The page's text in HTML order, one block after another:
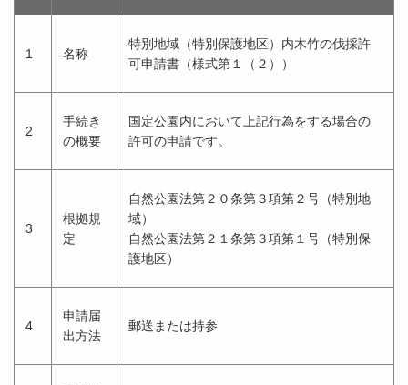
1 名称
特別地域（特別保護地区）内木竹の伐採許
可申請書（様式第１（２））
2
手続き
の概要
国定公園内において上記行為をする場合の
許可の申請です。
3
根拠規
定
自然公園法第２０条第３項第２号（特別地
域）
自然公園法第２１条第３項第１号（特別保
護地区）
4
申請届
出方法
郵送または持参